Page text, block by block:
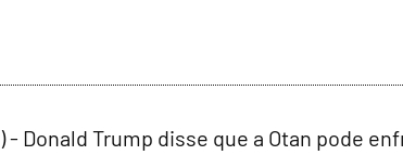
- Donald Trump disse que a Otan pode